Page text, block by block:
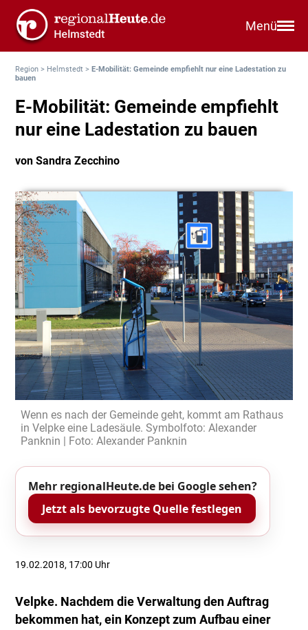
Menü
Region > Helmstedt >E-Mobilität: Gemeinde empfiehlt nur eine Ladestation zu
bauen
E-Mobilität: Gemeinde empfiehlt
nur eine Ladestation zu bauen
von Sandra Zecchino
Wenn es nach der Gemeinde geht, kommt am Rathaus
in Velpke eine Ladesäule. Symbolfoto: Alexander
Panknin | Foto: Alexander Panknin
Mehr regionalHeute.de bei Google sehen?
Jetzt als bevorzugte Quelle festlegen
19.02.2018, 17:00 Uhr
Velpke. Nachdem die Verwaltung den Auftrag
bekommen hat, ein Konzept zum Aufbau einer